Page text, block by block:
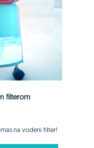
filterom
na vodeni filter!